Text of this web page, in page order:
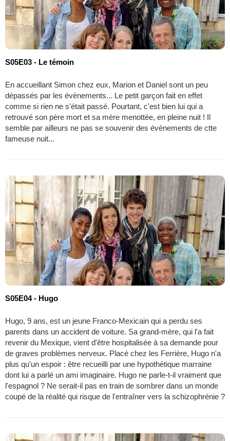
S05E03 - Le témoin
En accueillant Simon chez eux, Marion et Daniel sont un peu
dépassés par les évènements... Le petit garçon fait en effet
comme si rien ne s'était passé. Pourtant, c'est bien lui qui a
retrouvé son père mort et sa mère menottée, en pleine nuit ! Il
semble par ailleurs ne pas se souvenir des évènements de ctte
fameuse nuit...
S05E04 - Hugo
Hugo, 9 ans, est un jeune Franco-Mexicain qui a perdu ses
parents dans un accident de voiture. Sa grand-mère, qui l'a fait
revenir du Mexique, vient d'être hospitalisée à sa demande pour
de graves problèmes nerveux. Placé chez les Ferrière, Hugo n'a
plus qu'un espoir : être recueilli par une hypothétique marraine
dont lui a parlé un ami imaginaire. Hugo ne parle-t-il vraiment que
l'espagnol ? Ne serait-il pas en train de sombrer dans un monde
coupé de la réalité qui risque de l'entraîner vers la schizophrénie ?